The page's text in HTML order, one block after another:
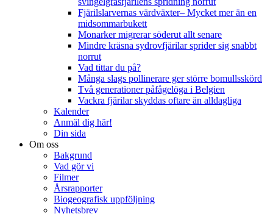
Fjärilslarvernas värdväxter– Mycket mer än en
midsommarbukett
Monarker migrerar söderut allt senare
Mindre kräsna sydrovfjärilar sprider sig snabbt
norrut
Vad tittar du på?
Många slags pollinerare ger större bomullsskörd
Två generationer påfågelöga i Belgien
Vackra fjärilar skyddas oftare än alldagliga
Kalender
Anmäl dig här!
Din sida
Om oss
Bakgrund
Vad gör vi
Filmer
Årsrapporter
Biogeografisk uppföljning
Nyhetsbrev